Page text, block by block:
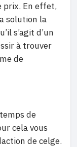
prix. En effet,
solution la
s’agit d’un
à trouver
de
de
cela vous
de celge.